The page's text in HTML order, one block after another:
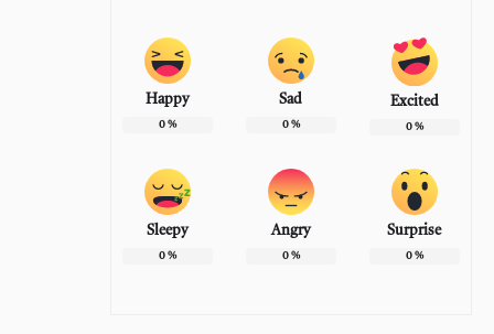
Happy
0%
Sad
0%
Excited
0%
Sleepy
0%
Angry
0%
Surprise
0%